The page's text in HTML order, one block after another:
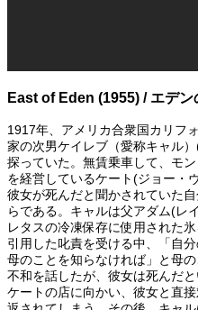
East of Eden (1955) / エデン
1917年、アメリカ合衆国カリフ
家の次男ケイレブ（愛称キャル
探っていた。無賃乗車して、モ
を経営しているケート(ジョー・
彼女が死んだと聞かされていた
らである。キャルは父アダム(レ
レタスの冷凍保存に使用された
引用した叱責を受ける中、「自
母のことを知らなければ」と母
不和を話したが、彼女は死んだ
ケートの店に向かい、彼女と直